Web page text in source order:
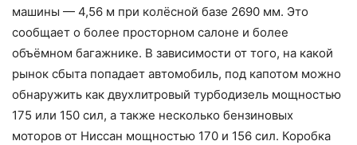
машины — 4,56 м при колёсной базе 2690 мм. Это
сообщает о более просторном салоне и более
объёмном багажнике. В зависимости от того, на какой
рынок сбыта попадает автомобиль, под капотом можно
обнаружить как двухлитровый турбодизель мощностью
175 или 150 сил, а также несколько бензиновых
моторов от Ниссан мощностью 170 и 156 сил. Коробка